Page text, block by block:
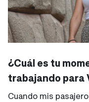
¿Cuál es tu
trabajando para
Cuando mis